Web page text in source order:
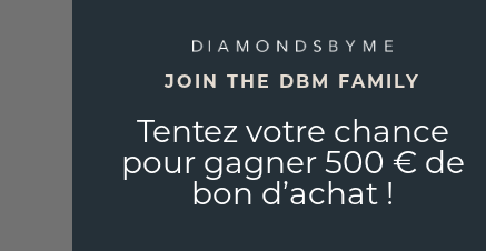
JOIN THE DBM FAMILY
Tentez votre chance
pour gagner 500 € de
bon d’achat !